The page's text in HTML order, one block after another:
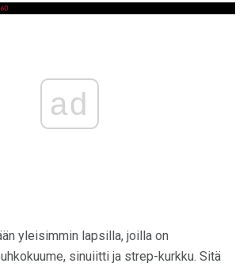
ad
yleisimmin lapsilla, joilla on
sinuiitti ja strep-kurkku. Sitä